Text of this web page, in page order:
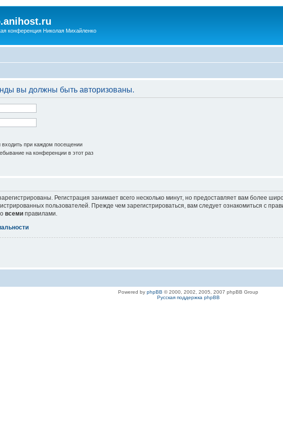
конференция Николая Михайленко
вы должны быть авторизованы.
входить при каждом посещении
на конференции в этот раз
Регистрация занимает всего несколько минут, но предоставляет вам более
пользователей. Прежде чем зарегистрироваться, вам следует ознакомиться с
всеми правилами.
Powered by phpBB © 2000, 2002, 2005, 2007 phpBB Group
Русская поддержка phpBB